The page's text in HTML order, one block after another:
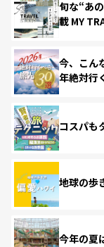
旬な“あ
載 MY
今、こん
年絶対行
コスパも
地球の歩
今年の夏